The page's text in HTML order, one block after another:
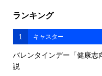
ランキング
1 キャスター
バレンタインデー「健康志
説